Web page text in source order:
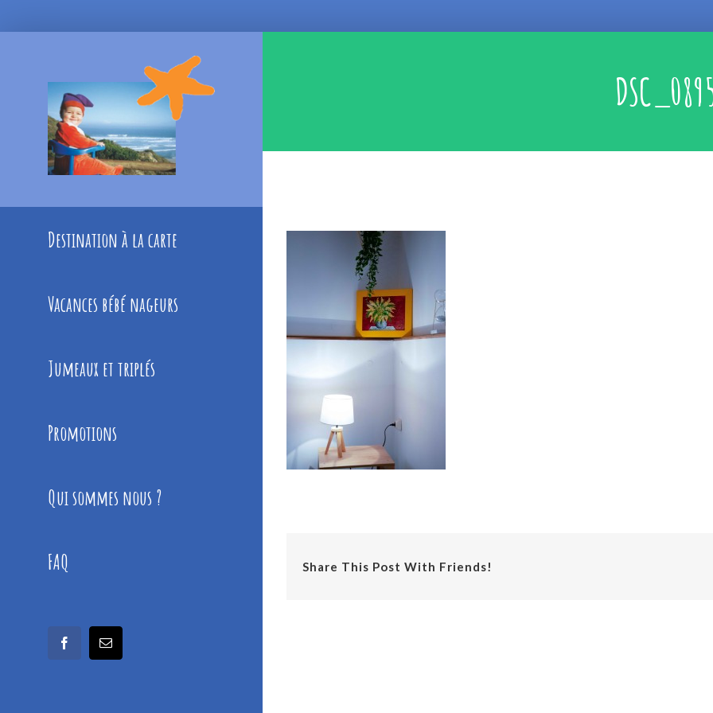
Destination à la carte
Vacances bébé nageurs
Jumeaux et triplés
Promotions
Qui sommes nous ?
FAQ
facebookEmail
Share This Post With Friends!